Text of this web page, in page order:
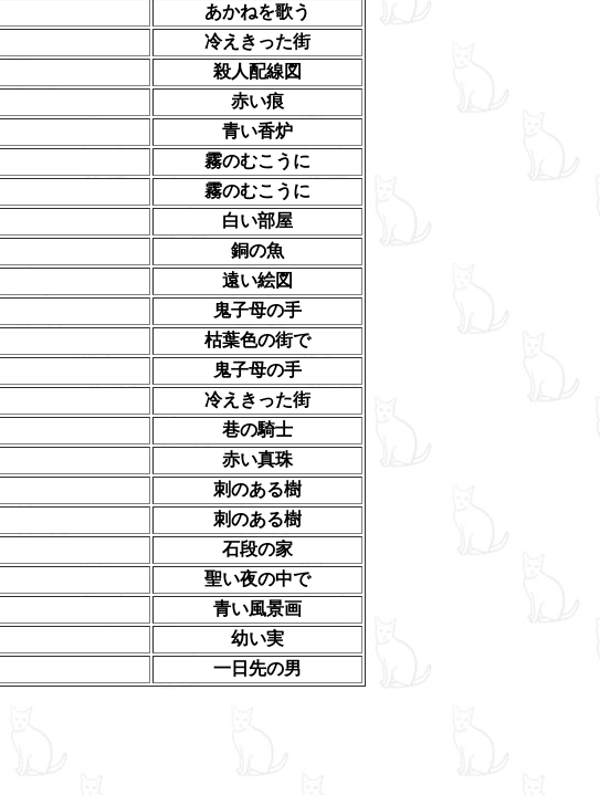
あかねを歌う
冷えきった街
殺人配線図
赤い痕
青い香炉
霧のむこうに
霧のむこうに
白い部屋
銅の魚
遠い絵図
鬼子母の手
枯葉色の街で
鬼子母の手
冷えきった街
巷の騎士
赤い真珠
刺のある樹
刺のある樹
石段の家
聖い夜の中で
青い風景画
幼い実
一日先の男